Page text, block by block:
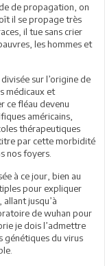
de propagation, on
il se propage très
il tue sans crier
les hommes et
sur l’origine de
médicaux et
ce fléau devenu
américains,
thérapeutiques
par cette morbidité
nos foyers.
à ce jour, bien au
pour expliquer
jusqu’à
de wuhan pour
je dois l’admettre
génétiques du virus